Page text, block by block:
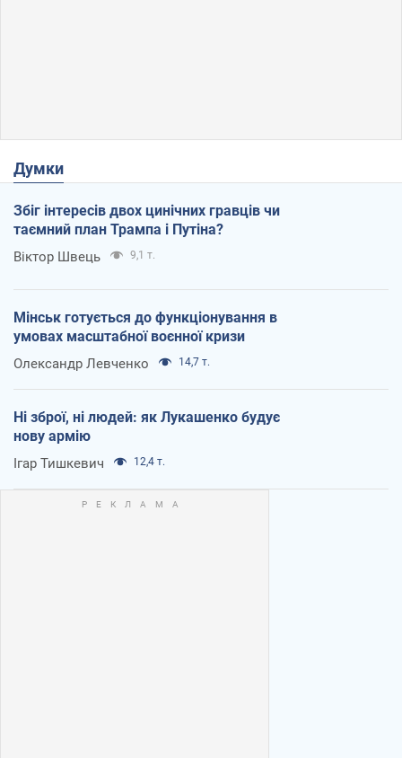
Думки
Збіг інтересів двох цинічних гравців чи
таємний план Трампа і Путіна?
Віктор Швець 9,1 т.
Мінськ готується до функціонування в
умовах масштабної воєнної кризи
Олександр Левченко 14,7 т.
Ні зброї, ні людей: як Лукашенко будує
нову армію
Ігар Тишкевич 12,4 т.